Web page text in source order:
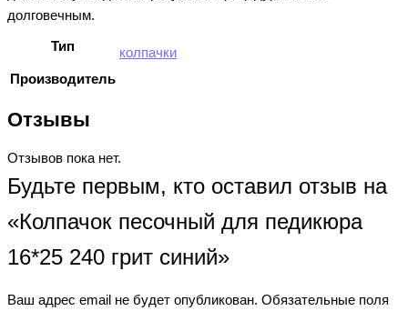
долговечным.
Тип
колпачки
Производитель
Отзывы
Отзывов пока нет.
Будьте первым, кто оставил отзыв на
«Колпачок песочный для педикюра
16*25 240 грит синий»
Ваш адрес email не будет опубликован. Обязательные поля